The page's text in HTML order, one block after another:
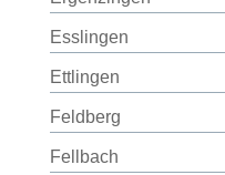
Esslingen
Ettlingen
Feldberg
Fellbach